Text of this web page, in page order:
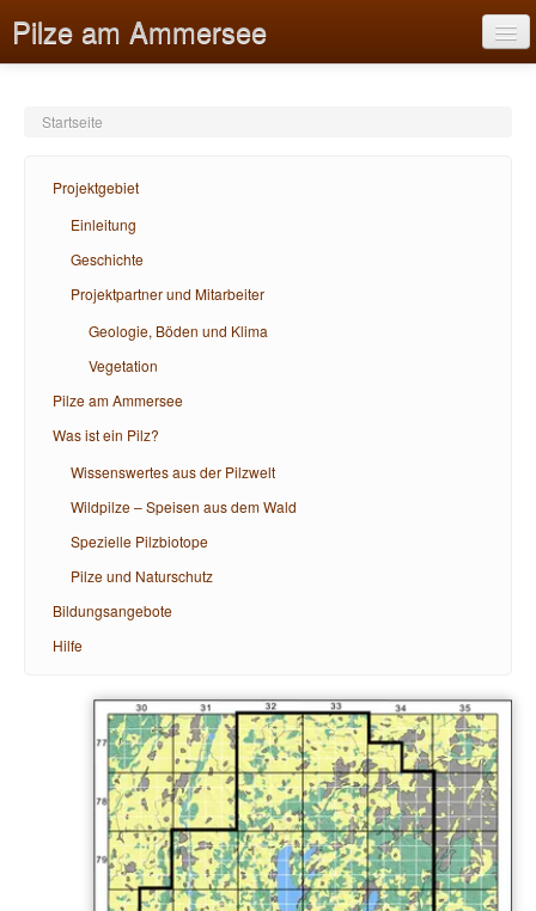
Pilze am Ammersee
Pilze am Ammersee
Was ist ein Pilz?
Bildungsangebote
Startseite
Projektgebiet
Einleitung
Geschichte
Projektpartner und Mitarbeiter
Geologie, Böden und Klima
Vegetation
Pilze am Ammersee
Was ist ein Pilz?
Wissenswertes aus der Pilzwelt
Wildpilze – Speisen aus dem Wald
Spezielle Pilzbiotope
Pilze und Naturschutz
Bildungsangebote
Hilfe